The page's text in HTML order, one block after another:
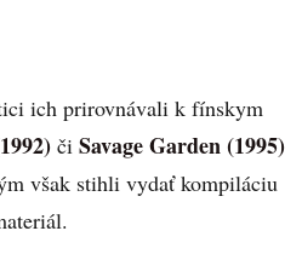
ich prirovnávali k fínskym
či Savage Garden (1995)
však stihli vydať kompiláciu